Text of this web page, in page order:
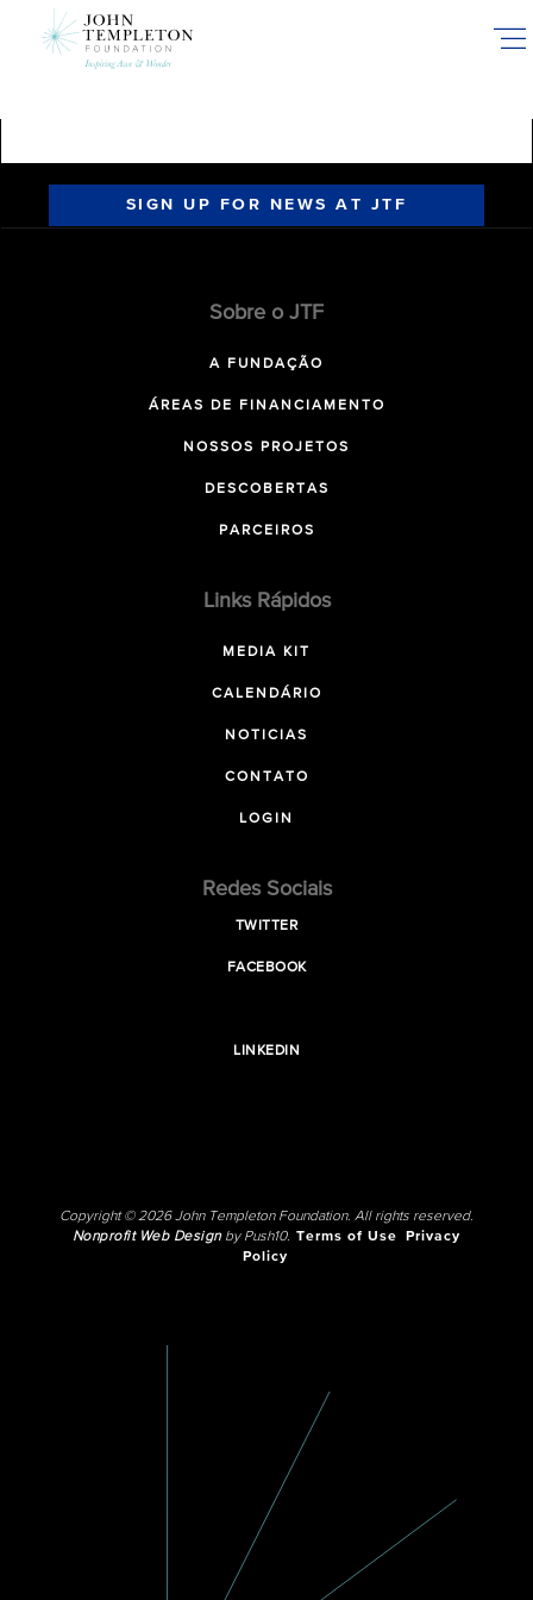
SIGN UP FOR NEWS AT JTF
Sobre o JTF
A FUNDAÇÃO
ÁREAS DE FINANCIAMENTO
NOSSOS PROJETOS
DESCOBERTAS
PARCEIROS
Links Rápidos
MEDIA KIT
CALENDÁRIO
NOTICIAS
CONTATO
LOGIN
Redes Sociais
TWITTER
FACEBOOK
LINKEDIN
Copyright © 2026 John Templeton Foundation. All rights reserved.
Nonprofit Web Designby Push10. Terms of Use
Privacy
Policy